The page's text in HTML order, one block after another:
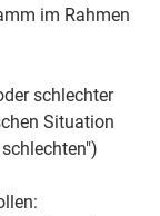
im Rahmen
schlechter
Situation